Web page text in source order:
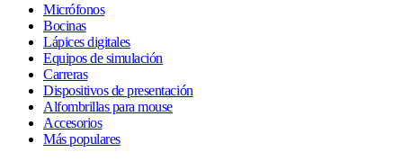
Micrófonos
Bocinas
Lápices digitales
Equipos de simulación
Carreras
Dispositivos de presentación
Alfombrillas para mouse
Accesorios
Más populares